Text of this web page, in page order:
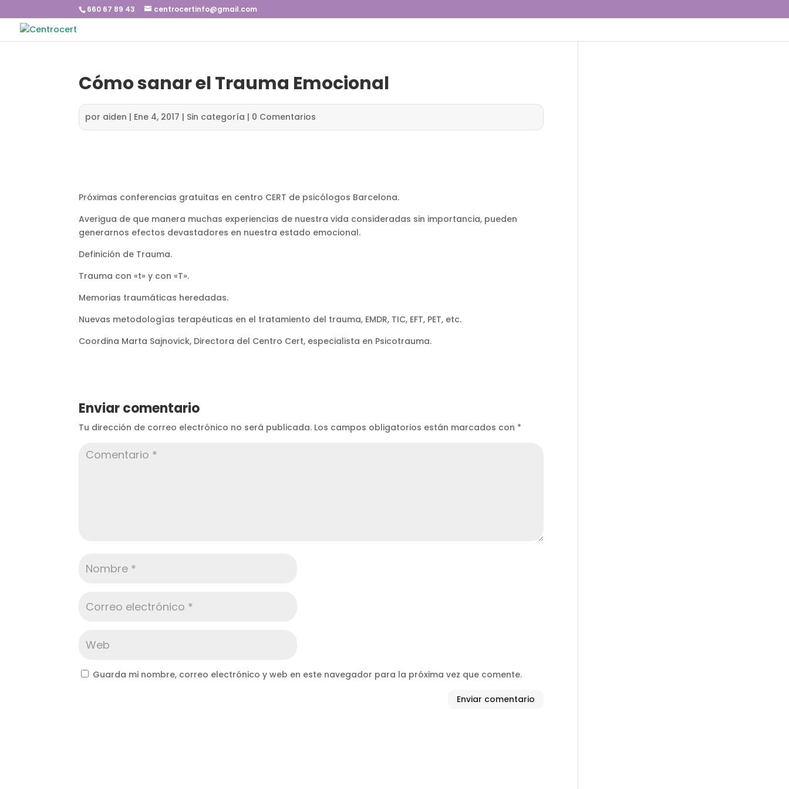
660 67 89 43 centrocertinfo@gmail.com
Cómo sanar el Trauma Emocional
por aiden | Ene 4, 2017 | Sin categoría | 0 Comentarios
Próximas conferencias gratuitas en centro CERT de psicólogos Barcelona.
Averigua de que manera muchas experiencias de nuestra vida consideradas sin importancia, pueden
generarnos efectos devastadores en nuestra estado emocional.
Definición de Trauma.
Trauma con «t» y con «T».
Memorias traumáticas heredadas.
Nuevas metodologías terapéuticas en el tratamiento del trauma, EMDR, TIC, EFT, PET, etc.
Coordina Marta Sajnovick, Directora del Centro Cert, especialista en Psicotrauma.
Enviar comentario
Tu dirección de correo electrónico no será publicada. Los campos obligatorios están marcados con *
Guarda mi nombre, correo electrónico y web en este navegador para la próxima vez que comente.